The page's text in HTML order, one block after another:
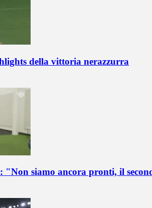
della vittoria nerazzurra
"Non siamo ancora pronti, il